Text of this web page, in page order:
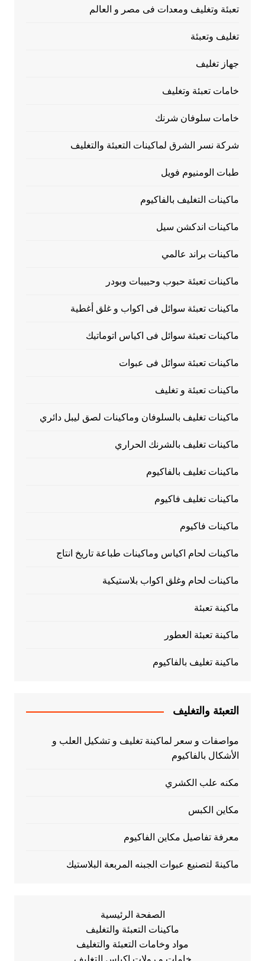
تعبئة وتغليف ومعدات فى مصر و العالم
تغليف وتعبئة
جهاز تغليف
خامات تعبئة وتغليف
خامات سلوفان شرنك
شركة نسر الشرق لماكينات التعبئة والتغليف
طبات الومنيوم فويل
ماكينات التغليف بالفاكيوم
ماكينات اندكشن سيل
ماكينات براند عالمي
ماكينات تعبئة حبوب وحبيبات وبودر
ماكينات تعبئة سوائل فى اكواب و غلق أغطية
ماكينات تعبئة سوائل فى اكياس اتوماتيك
ماكينات تعبئة سوائل فى عبوات
ماكينات تعبئة و تغليف
ماكينات تغليف بالسلوفان وماكينات لصق ليبل دائري
ماكينات تغليف بالشرنك الحراري
ماكينات تغليف بالفاكيوم
ماكينات تغليف فاكيوم
ماكينات فاكيوم
ماكينات لحام اكياس وماكينات طباعة تاريخ انتاج
ماكينات لحام وغلق اكواب بلاستيكية
ماكينة تعبئة
ماكينة تعبئة العطور
ماكينة تغليف بالفاكيوم
التعبئة والتغليف
مواصفات و سعر لماكينة تغليف و تشكيل العلب و
الأشكال بالفاكيوم
مكنه علب الكشري
مكاين الكبس
معرفة تفاصيل مكاين الفاكيوم
ماكينهً لتصنيع عبوات الجبنه المربعة البلاستيك
الصفحة الرئيسية
ماكينات التعبئة والتغليف
مواد وخامات التعبئة والتغليف